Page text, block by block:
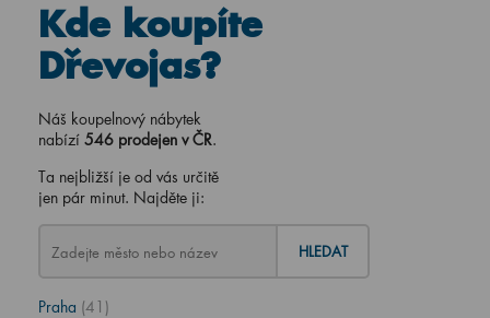
Kde koupíte
Dřevojas?
Náš koupelnový nábytek
nabízí 546 prodejen v ČR.
Ta nejbližší je od vás určitě
jen pár minut. Najděte ji:
HLEDAT
Praha (41)